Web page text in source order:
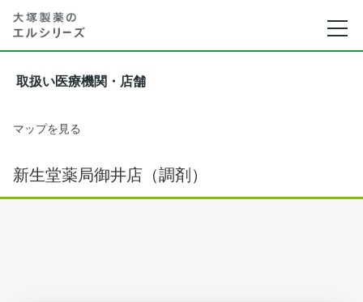
取扱い医療機関・店舗
マップを見る
新生堂薬局御井店（調剤）